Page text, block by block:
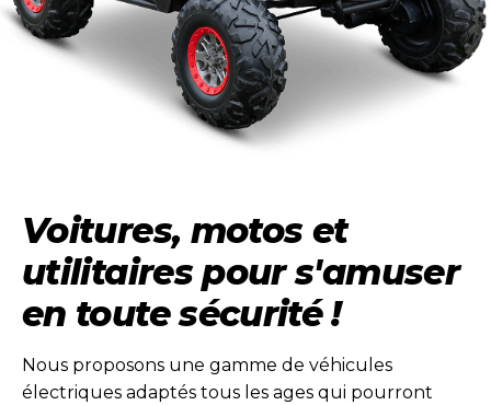
Voitures, motos et
utilitaires pours'amuser
en toute sécurité!
Nous proposons une gamme de véhicules
électriques adaptés tous les ages qui pourront